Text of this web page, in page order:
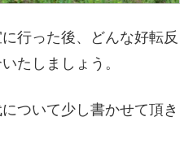
行った後、どんな好転反
たしましょう。
ついて少し書かせて頂き